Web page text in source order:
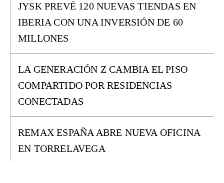
JYSK PREVÉ 120 NUEVAS TIENDAS EN
IBERIA CON UNA INVERSIÓN DE 60
MILLONES
LA GENERACIÓN Z CAMBIA EL PISO
COMPARTIDO POR RESIDENCIAS
CONECTADAS
REMAX ESPAÑA ABRE NUEVA OFICINA
EN TORRELAVEGA